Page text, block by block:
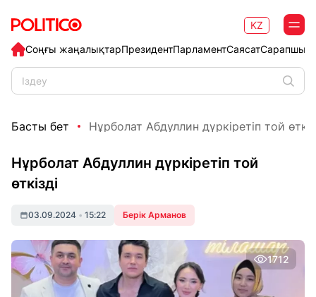
Соңғы жаңалықтарПрезидентПарламентСаясат
KZ
Басты бет Нұрболат Абдуллин дүркіретіп той
Нұрболат Абдуллин дүркіретіп той
өткізді
03.09.2024 • 15:22 Берік Арманов
1712